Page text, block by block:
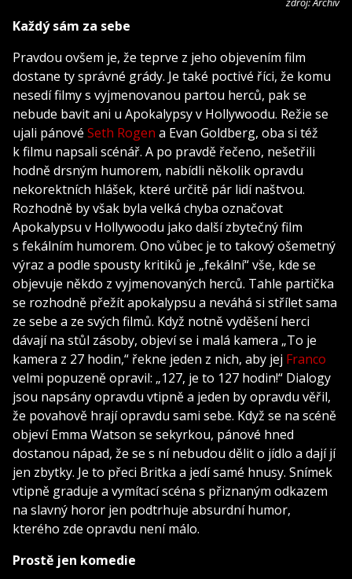
Každý sám za sebe
Pravdou ovšem je, že teprve z jeho objevením film
dostane ty správné grády. Je také poctivé říci, že komu
nesedí filmy s vyjmenovanou partou herců, pak se
nebude bavit ani u Apokalypsy v Hollywoodu. Režie se
ujali pánové Seth Rogen a Evan Goldberg, oba si též
k filmu napsali scénář. A po pravdě řečeno, nešetřili
hodně drsným humorem, nabídli několik opravdu
nekorektních hlášek, které určitě pár lidí naštvou.
Rozhodně by však byla velká chyba označovat
Apokalypsu v Hollywoodu jako další zbytečný film
s fekálním humorem. Ono vůbec je to takový ošemetný
výraz a podle spousty kritiků je „fekální“ vše, kde se
objevuje někdo z vyjmenovaných herců. Tahle partička
se rozhodně přežít apokalypsu a neváhá si střílet sama
ze sebe a ze svých filmů. Když notně vyděšení herci
dávají na stůl zásoby, objeví se i malá kamera „To je
kamera z 27 hodin,“ řekne jeden z nich, aby jej Franco
velmi popuzeně opravil: „127, je to 127 hodin!“ Dialogy
jsou napsány opravdu vtipně a jeden by opravdu věřil,
že povahově hrají opravdu sami sebe. Když se na scéně
objeví Emma Watson se sekyrkou, pánové hned
dostanou nápad, že se s ní nebudou dělit o jídlo a dají jí
jen zbytky. Je to přeci Britka a jedí samé hnusy. Snímek
vtipně graduje a vymítací scéna s přiznaným odkazem
na slavný horor jen podtrhuje absurdní humor,
kterého zde opravdu není málo.
Prostě jen komedie